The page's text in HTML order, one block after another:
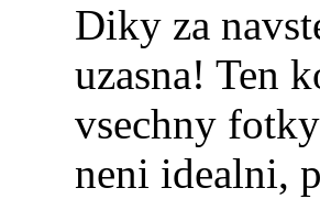
Diky za
uzasna! Ten
vsechny
neni idealni,